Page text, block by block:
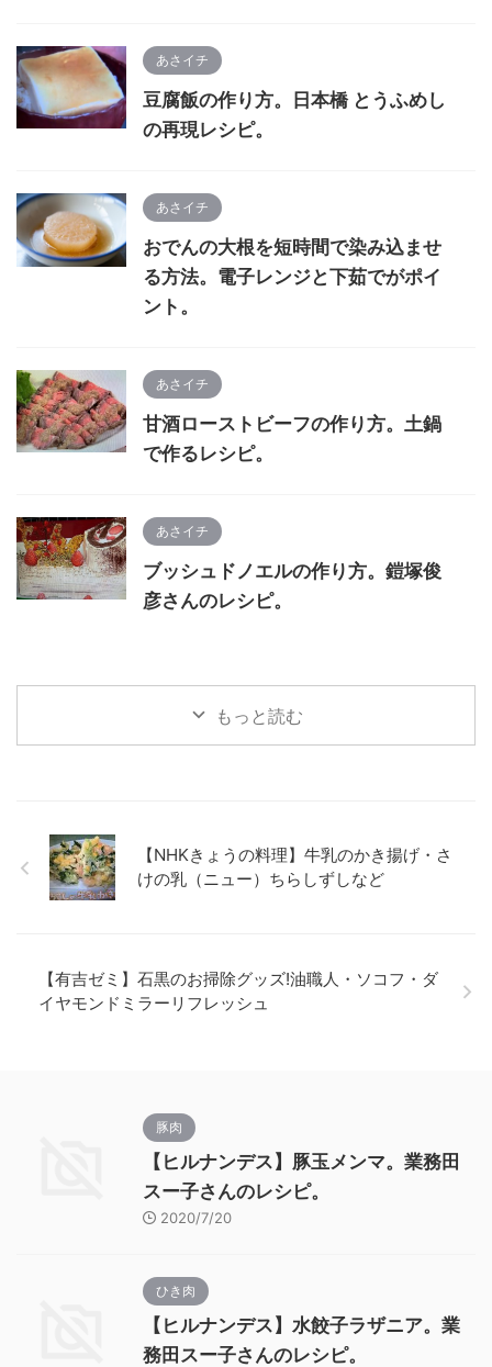
あさイチ
豆腐飯の作り方。日本橋 とうふめし
の再現レシピ。
あさイチ
おでんの大根を短時間で染み込ませ
る方法。電子レンジと下茹でがポイ
ント。
あさイチ
甘酒ローストビーフの作り方。土鍋
で作るレシピ。
あさイチ
ブッシュドノエルの作り方。鎧塚俊
彦さんのレシピ。
もっと読む
【NHKきょうの料理】牛乳のかき揚げ・さ
けの乳（ニュー）ちらしずしなど
【有吉ゼミ】石黒のお掃除グッズ!油職人・ソコフ・ダ
イヤモンドミラーリフレッシュ
豚肉
【ヒルナンデス】豚玉メンマ。業務田
スー子さんのレシピ。
2020/7/20
ひき肉
【ヒルナンデス】水餃子ラザニア。業
務田スー子さんのレシピ。